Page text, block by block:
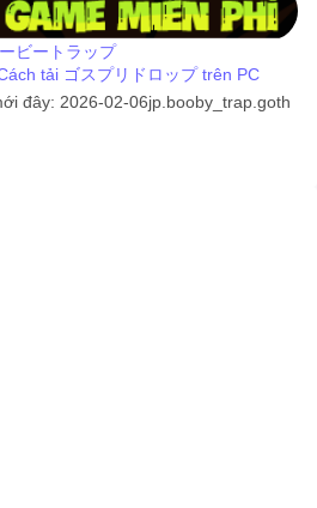
ビートラップ
tải ゴスプリドロップ trên PC
đây: 2026-02-06jp.booby_trap.goth